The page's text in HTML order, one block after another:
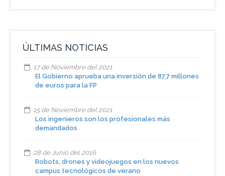
ÚLTIMAS NOTICIAS
17 de Noviembre del 2021
El Gobierno aprueba una inversión de 87,7 millones
de euros para la FP
15 de Noviembre del 2021
Los ingenieros son los profesionales más
demandados
28 de Junio del 2016
Robots, drones y videojuegos en los nuevos
campus tecnológicos de verano